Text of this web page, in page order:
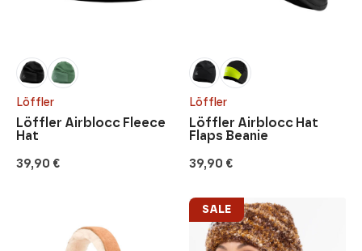
Löffler
39,90 €
Löffler Airblocc Fleece
Hat
Löffler
39,90 €
Löffler Airblocc Hat
Flaps Beanie
SALE